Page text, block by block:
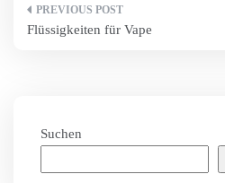
Beitragsnavigation
Flüssigkeiten für Vape
Suchen